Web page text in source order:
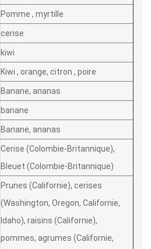
Pomme , myrtille
cerise
kiwi
Kiwi , orange, citron , poire
Banane, ananas
banane
Banane, ananas
Cerise (Colombie-Britannique),
Bleuet (Colombie-Britannique)
Prunes (Californie), cerises
(Washington, Oregon, Californie,
Idaho), raisins (Californie),
pommes, agrumes (Californie,